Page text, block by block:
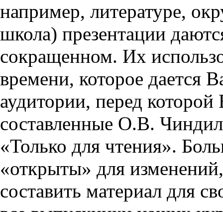
например, литературе,
школа) презентации
сокращенном. Их
времени, которое дается
аудитории, перед
составленные О.В.
«Только для чтения».
«открыты» для
составить материал для